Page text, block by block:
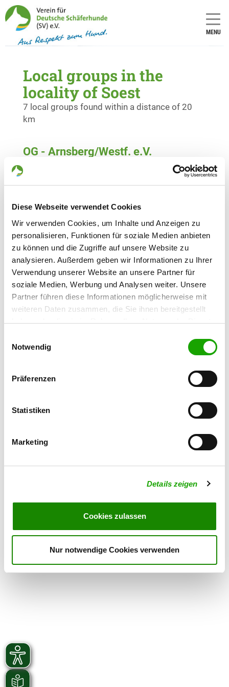
Diese Webseite verwendet Cookies
Wir verwenden Cookies, um Inhalte und Anzeigen zu
personalisieren, Funktionen für soziale Medien anbieten
zu können und die Zugriffe auf unsere Website zu
analysieren. Außerdem geben wir Informationen zu Ihrer
Verwendung unserer Website an unsere Partner für
soziale Medien, Werbung und Analysen weiter. Unsere
Partner führen diese Informationen möglicherweise mit
weiteren Daten zusammen, die Sie ihnen bereitgestellt
haben oder die sie im Rahmen Ihrer Nutzung der Dienste
Cookies, wenn Sie unsere Webseite weiterhin nutzen.
Notwendig
Präferenzen
Statistiken
Marketing
Details zeigen
Cookies zulassen
Nur notwendige Cookies verwenden
MENU
Local groups in the
locality of Soest
7 local groups found within a distance of 20
km
OG - Arnsberg/Westf. e.V.
Details
OG - Hüsten-Ost
Details
Zur Riggenweide
59759 Arnsberg-Hüsten
OG - Werl e.V.
Details
Westuffler Weg
59457 Werl
OG - Werries
Details
59071 Hamm
OG - Wickede/Ruhr
Details
58739 Wickede/Ruhr
OG - Erwitte
59597 Erwitte